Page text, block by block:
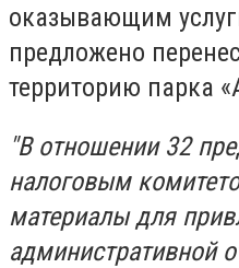
оказывающим
предложено
территорию парка
"В отношении 32
налоговым
материалы для
административной